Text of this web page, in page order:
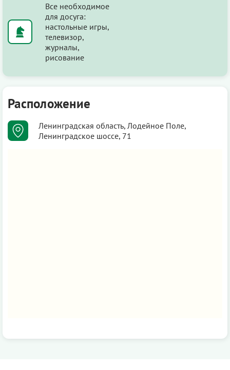
Все необходимое
для досуга:
настольные игры,
телевизор,
журналы,
рисование
Расположение
Ленинградская область, Лодейное Поле,
Ленинградское шоссе, 71